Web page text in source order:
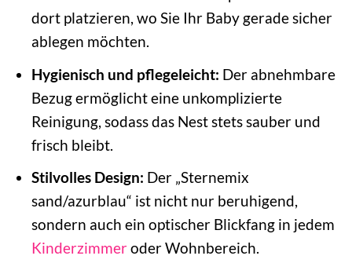
dort platzieren, wo Sie Ihr Baby gerade sicher
ablegen möchten.
Hygienisch und pflegeleicht: Der abnehmbare
Bezug ermöglicht eine unkomplizierte
Reinigung, sodass das Nest stets sauber und
frisch bleibt.
Stilvolles Design: Der „Sternemix
sand/azurblau“ ist nicht nur beruhigend,
sondern auch ein optischer Blickfang in jedem
Kinderzimmeroder Wohnbereich.